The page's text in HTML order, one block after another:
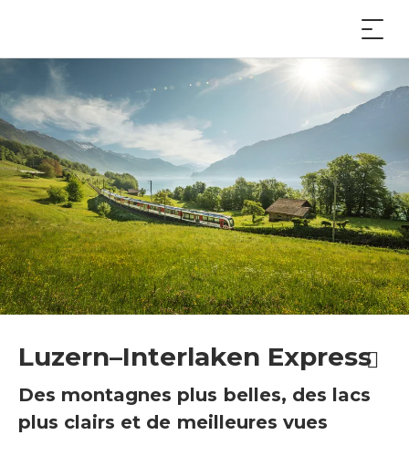
Luzern–Interlaken Express
Des montagnes plus belles, des lacs
plus clairs et de meilleures vues